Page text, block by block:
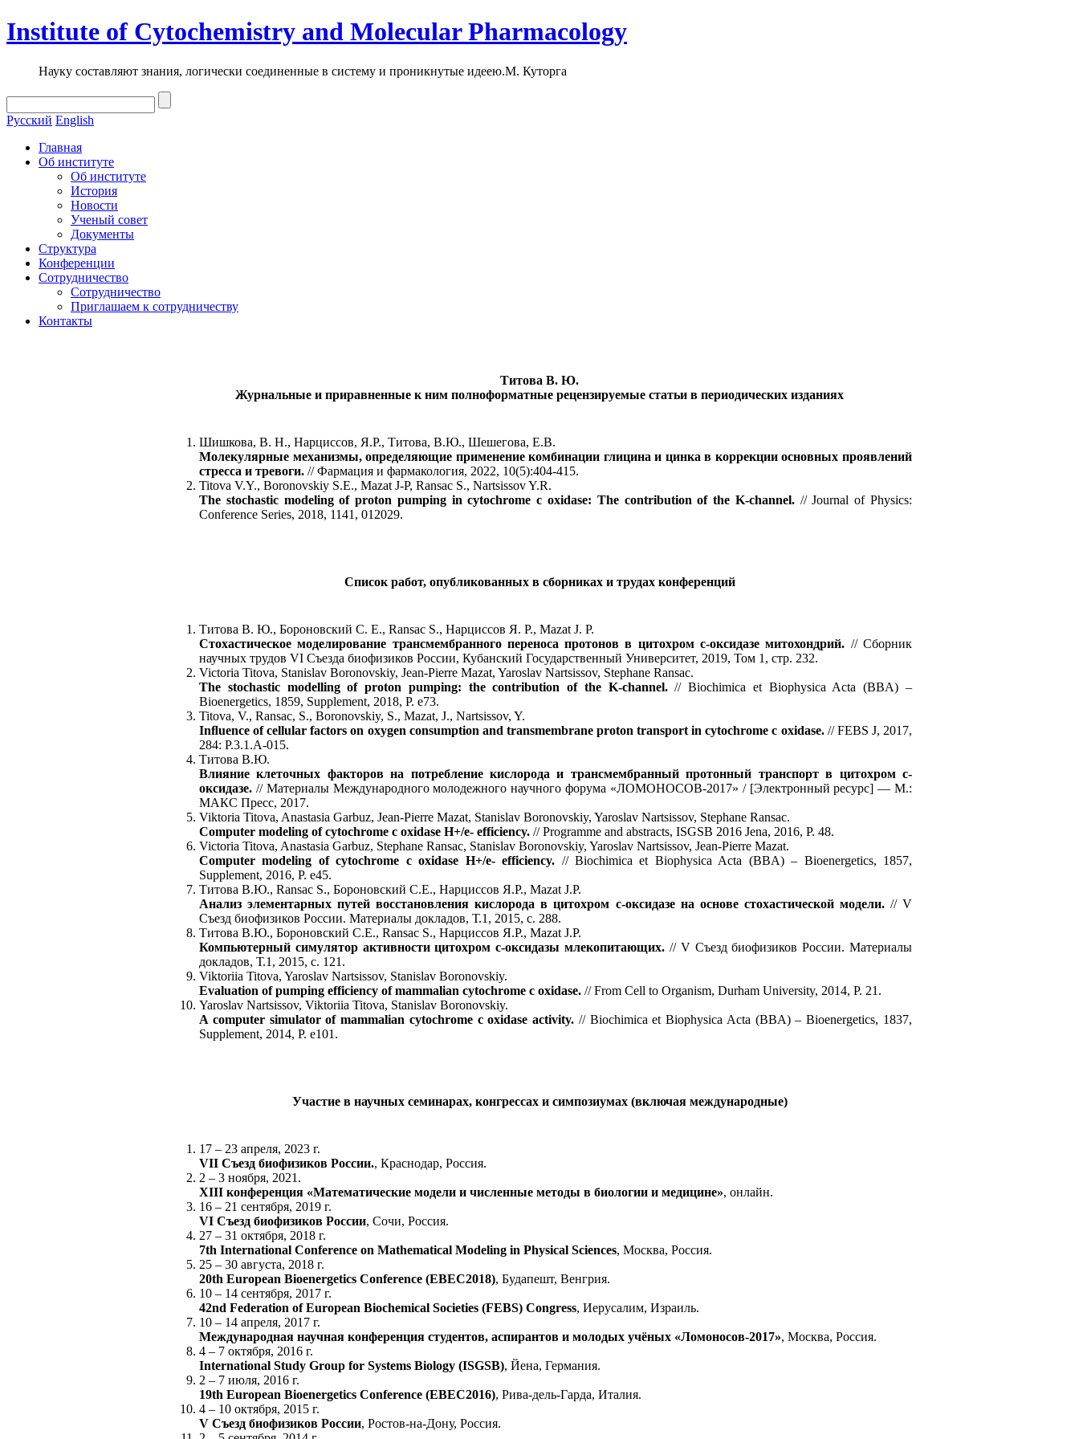
Institute of Cytochemistry and Molecular Pharmacology
Науку составляют знания, логически соединенные в систему и проникнутые идеею.M. Куторга
Русский English
Главная
Об институте
Об институте
История
Новости
Ученый совет
Документы
Структура
Конференции
Сотрудничество
Сотрудничество
Приглашаем к сотрудничеству
Контакты
Титова В. Ю.
Журнальные и приравненные к ним полноформатные рецензируемые статьи в периодических изданиях
Шишкова, В. Н., Нарциссов, Я.Р., Титова, В.Ю., Шешегова, Е.В.
Молекулярные механизмы, определяющие применение комбинации глицина и цинка в коррекции основных проявлений
стресса и тревоги. // Фармация и фармакология, 2022, 10(5):404-415.
Titova V.Y., Boronovskiy S.E., Mazat J-P, Ransac S., Nartsissov Y.R.
The stochastic modeling of proton pumping in cytochrome c oxidase: The contribution of the K-channel.// Journal of Physics:
Conference Series, 2018, 1141, 012029.
Список работ, опубликованных в сборниках и трудах конференций
Титова В. Ю., Бороновский С. Е., Ransac S., Нарциссов Я. Р., Mazat J. P.
Стохастическое моделирование трансмембранного переноса протонов в цитохром с-оксидазе митохондрий. // Сборник
научных трудов VI Съезда биофизиков России, Кубанский Государственный Университет, 2019, Том 1, стр. 232.
Victoria Titova, Stanislav Boronovskiy, Jean-Pierre Mazat, Yaroslav Nartsissov, Stephane Ransac.
The stochastic modelling of proton pumping: the contribution of the K-channel.// Biochimica et Biophysica Acta (BBA) –
Bioenergetics, 1859, Supplement, 2018, P. e73.
Titova, V., Ransac, S., Boronovskiy, S., Mazat, J., Nartsissov, Y.
Inﬂuence of cellular factors on oxygen consumption and transmembrane proton transport in cytochrome c oxidase.// FEBS J, 2017,
284: P.3.1.A-015.
Титова В.Ю.
Влияние клеточных факторов на потребление кислорода и трансмембранный протонный транспорт в цитохром с-
оксидазе. // Материалы Международного молодежного научного форума «ЛОМОНОСОВ-2017» / [Электронный ресурс] — М.:
МАКС Пресс, 2017.
Viktoria Titova, Anastasia Garbuz, Jean-Pierre Mazat, Stanislav Boronovskiy, Yaroslav Nartsissov, Stephane Ransac.
Computer modeling of cytochrome c oxidase H+/e- efficiency. // Programme and abstracts, ISGSB 2016 Jena, 2016, P. 48.
Victoria Titova, Anastasia Garbuz, Stephane Ransac, Stanislav Boronovskiy, Yaroslav Nartsissov, Jean-Pierre Mazat.
Computer modeling of cytochrome c oxidase H+/e- efficiency. // Biochimica et Biophysica Acta (BBA) – Bioenergetics, 1857,
Supplement, 2016, P. e45.
Титова В.Ю., Ransac S., Бороновский С.Е., Нарциссов Я.Р., Mazat J.P.
Анализ элементарных путей восстановления кислорода в цитохром с-оксидазе на основе стохастической модели.// V
Съезд биофизиков России. Материалы докладов, Т.1, 2015, с. 288.
Титова В.Ю., Бороновский С.Е., Ransac S., Нарциссов Я.Р., Mazat J.P.
Компьютерный симулятор активности цитохром с-оксидазы млекопитающих. // V Съезд биофизиков России. Материалы
докладов, Т.1, 2015, с. 121.
Viktoriia Titova, Yaroslav Nartsissov, Stanislav Boronovskiy.
Evaluation of pumping efficiency of mammalian cytochrome c oxidase. // From Cell to Organism, Durham University, 2014, P. 21.
Yaroslav Nartsissov, Viktoriia Titova, Stanislav Boronovskiy.
A computer simulator of mammalian cytochrome c oxidase activity. // Biochimica et Biophysica Acta (BBA) – Bioenergetics, 1837,
Supplement, 2014, P. e101.
Участие в научных семинарах, конгрессах и симпозиумах (включая международные)
17 – 23 апреля, 2023 г.
VII Съезд биофизиков России., Краснодар, Россия.
2 – 3 ноября, 2021.
XIII конференция «Математические модели и численные методы в биологии и медицине», онлайн.
16 – 21 сентября, 2019 г.
VI Съезд биофизиков России, Сочи, Россия.
27 – 31 октября, 2018 г.
7th International Conference on Mathematical Modeling in Physical Sciences, Москва, Россия.
25 – 30 августа, 2018 г.
20th European Bioenergetics Conference (EBEC2018), Будапешт, Венгрия.
10 – 14 сентября, 2017 г.
42nd Federation of European Biochemical Societies (FEBS) Congress, Иерусалим, Израиль.
10 – 14 апреля, 2017 г.
Международная научная конференция студентов, аспирантов и молодых учёных «Ломоносов-2017», Москва, Россия.
4 – 7 октября, 2016 г.
International Study Group for Systems Biology (ISGSB), Йена, Германия.
2 – 7 июля, 2016 г.
19th European Bioenergetics Conference (EBEC2016), Рива-дель-Гарда, Италия.
4 – 10 октября, 2015 г.
V Съезд биофизиков России, Ростов-на-Дону, Россия.